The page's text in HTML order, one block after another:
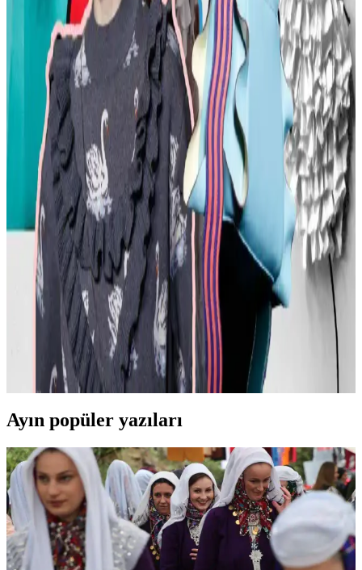
Kemer tokaları, kırsal ve şehir kültürlerinde farklı anlamlar taşır.
Kırsal bölgelerde başarı simgesi olan büyük tokalar, şehirlerde sade
ve uyumlu tasarımlarla tercih edilir. Stil ve özgüven belirleyicidir.
Moda Mikrotrendleri: Geçmişten Günümüze Sevilen
ve Hâlâ Tercih Edilen Parçalar
Moda mikrotrendleri genellikle kısa ömürlü olsa da bazı parçalar,
nostalji ve kişisel stil nedeniyle uzun yıllar tercih edilmeye devam
ediyor. Bu yazı, Reddit deneyimleriyle bu trendleri inceliyor.
Kavisli Vücut Tipleri İçin Doğru Kumaş ve
Kesimlerle Yapısal Moda Rehberi
Kavisli vücut tiplerine uygun yapısal moda seçimlerinde doğru
kumaş, kesim ve stil detayları önemlidir. Terzi hizmeti ve uygun
markalarla estetik ve rahat kıyafetler elde edilir.
Günlük Moda Soruları ve Pratik Stil Önerileri:
Rahatlık ve Şıklık Dengesi
Moda ve stil, kişisel tercihler ve çevresel ihtiyaçlarla şekillenir. Ev
giyimi, iş görüşmesi, mevsimlik kıyafetler ve vücut tipine uygun
önerilerle günlük şıklık ve rahatlık dengelenir.
Ayın popüler yazıları